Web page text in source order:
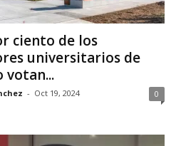
ciento de los
universitarios de
votan...
- Oct 19, 2024 0